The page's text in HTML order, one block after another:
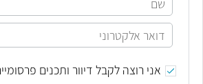
אני רוצה לקבל דיוור ותכנים